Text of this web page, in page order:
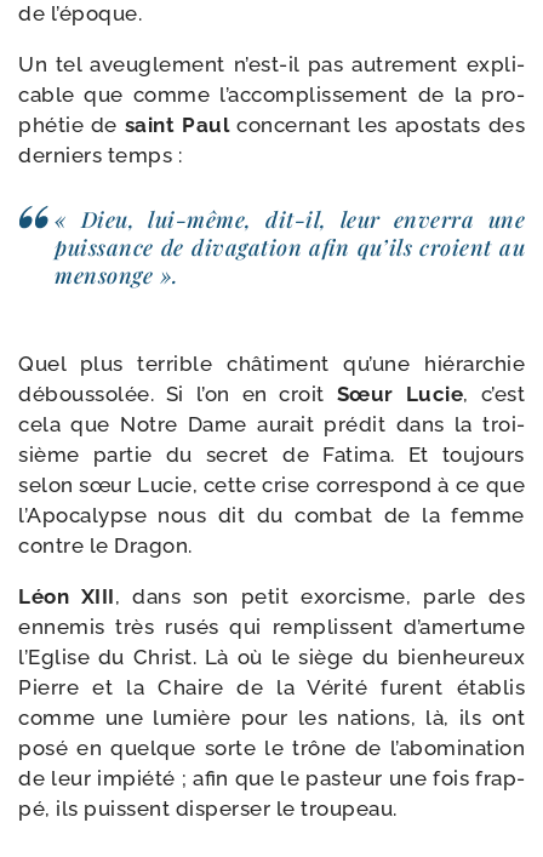
de l’époque.
Un tel aveu­gle­ment n’est-il pas autre­ment expli­
cable que comme l’accomplissement de la pro­
phé­tie de saint Paulconcer­nant les apos­tats des
der­niers temps :
« Dieu, lui-​même, dit-​il, leur enver­ra une
puis­sance de diva­ga­tion afin qu’ils croient au
mensonge ».
Quel plus ter­rible châ­ti­ment qu’une hié­rar­chie
débous­so­lée. Si l’on en croit Sœur Lucie, c’est
cela que Notre Dame aurait pré­dit dans la troi­
sième par­tie du secret de Fatima. Et tou­jours
selon sœur Lucie, cette crise cor­res­pond à ce que
l’Apocalypse nous dit du com­bat de la femme
contre le Dragon.
Léon XIII, dans son petit exor­cisme, parle des
enne­mis très rusés qui rem­plissent d’amertume
l’Eglise du Christ. Là où le siège du bien­heu­reux
Pierre et la Chaire de la Vérité furent éta­blis
comme une lumière pour les nations, là, ils ont
posé en quelque sorte le trône de l’abomination
de leur impié­té ; afin que le pas­teur une fois frap­
pé, ils puissent dis­per­ser le troupeau.